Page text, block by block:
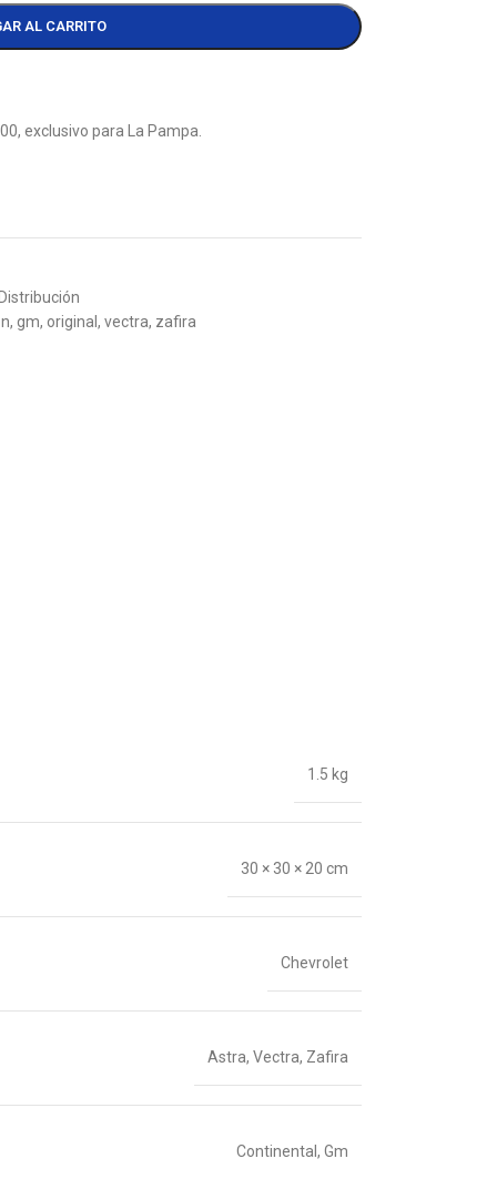
AL CARRITO
exclusivo para La Pampa.
, gm, original , vectra, zafira
1.5 kg
30 × 30 × 20 cm
Chevrolet
Astra, Vectra, Zafira
Continental , Gm